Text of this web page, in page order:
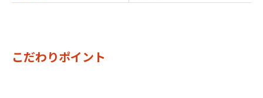
こだわりポイント